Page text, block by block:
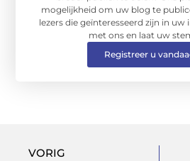
mogelijkheid om uw blog te
lezers die geïnteresseerd zijn in uw
met ons en laat uw
Registreer u
VORIG